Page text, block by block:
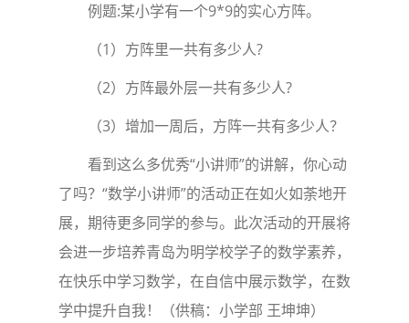
例题:某小学有一个9*9的实心方阵。
（1）方阵里一共有多少人?
（2）方阵最外层一共有多少人?
（3）增加一周后，方阵一共有多少人？
看到这么多优秀“小讲师”的讲解，你心动
了吗？“数学小讲师”的活动正在如火如荼地开
展，期待更多同学的参与。此次活动的开展将
会进一步培养青岛为明学校学子的数学素养，
在快乐中学习数学，在自信中展示数学，在数
学中提升自我！（供稿：小学部 王坤坤）